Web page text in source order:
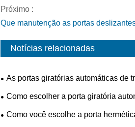
Próximo :
Que manutenção as portas
Notícias relacionadas
As portas giratórias automáticas de
instalar?
Como escolher a porta giratória
certa para o seu edifício?
Como você escolhe a porta